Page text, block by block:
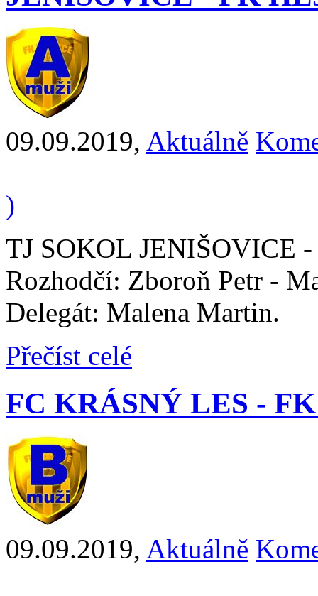
09.09.2019, Aktuálně
)
TJ SOKOL JENIŠOVICE
Rozhodčí: Zboroň Petr -
Delegát: Malena Martin.
Přečíst celé
FC KRÁSNÝ LES -
09.09.2019, Aktuálně